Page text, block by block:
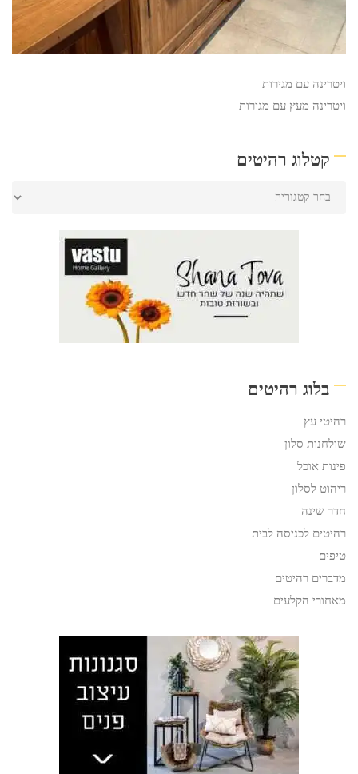
ויטרינה עם מגירות
ויטרינה מעץ עם מגירות
קטלוג רהיטים
בלוג רהיטים
רהיטי עץ
שולחנות סלון
פינות אוכל
ריהוט לסלון
חדר שינה
רהיטים לכניסה לבית
טיפים
מדברים רהיטים
מאחורי הקלעים